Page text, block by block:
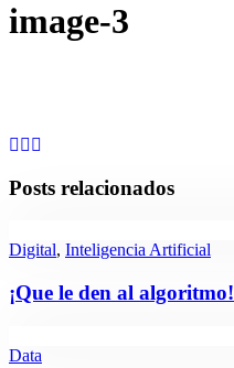
image-3
Posts relacionados
Digital, Inteligencia Artificial
¡Que le den al algoritmo!
Data